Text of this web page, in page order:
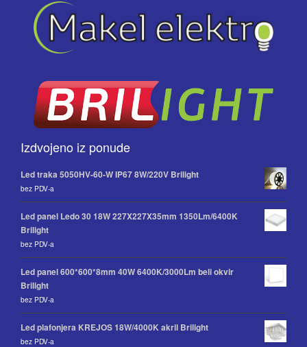
Izdvojeno iz ponude
Led traka 5050HV-60-W IP67 8W/220V Brilight
bez PDV-a
Led panel Ledo 30 18W 227X227X35mm 1350Lm/6400K
Brilight
bez PDV-a
Led panel 600*600*8mm 40W 6400K/3000Lm beli okvir
Brilight
bez PDV-a
Led plafonjera KREJOS 18W/4000K akril Brilight
bez PDV-a